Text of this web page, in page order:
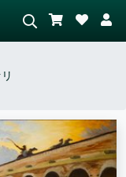
赤の多い抽象画、暗い
のそばの立ち姿のヌー
ド。